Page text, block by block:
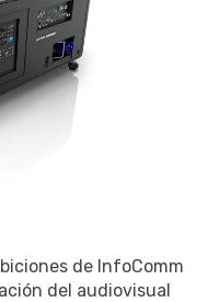
de InfoComm
del audiovisual